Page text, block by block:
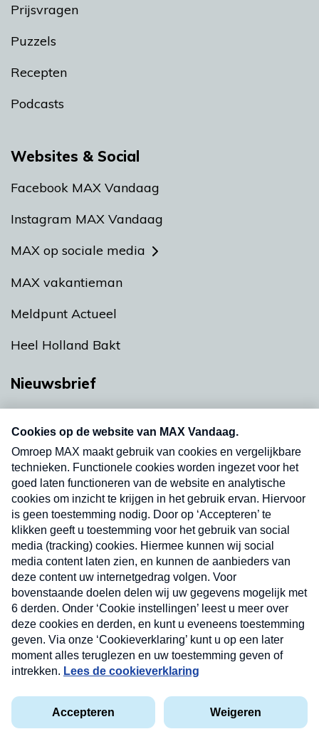
Prijsvragen
Puzzels
Recepten
Podcasts
Websites & Social
Facebook MAX Vandaag
Instagram MAX Vandaag
MAX op sociale media
MAX vakantieman
Meldpunt Actueel
Heel Holland Bakt
Nieuwsbrief
nieuwsbrief. Elke vrijdag- en dinsdagochtend in
uw mailbox.
Verzend
Privacyverklaring
Cookieverklaring
Kwetsbaarheid melden
Nieuwsbrief
Neem hier een gratis abonnement op onze
nieuwsbrief. Elke vrijdag- en dinsdagochtend in uw